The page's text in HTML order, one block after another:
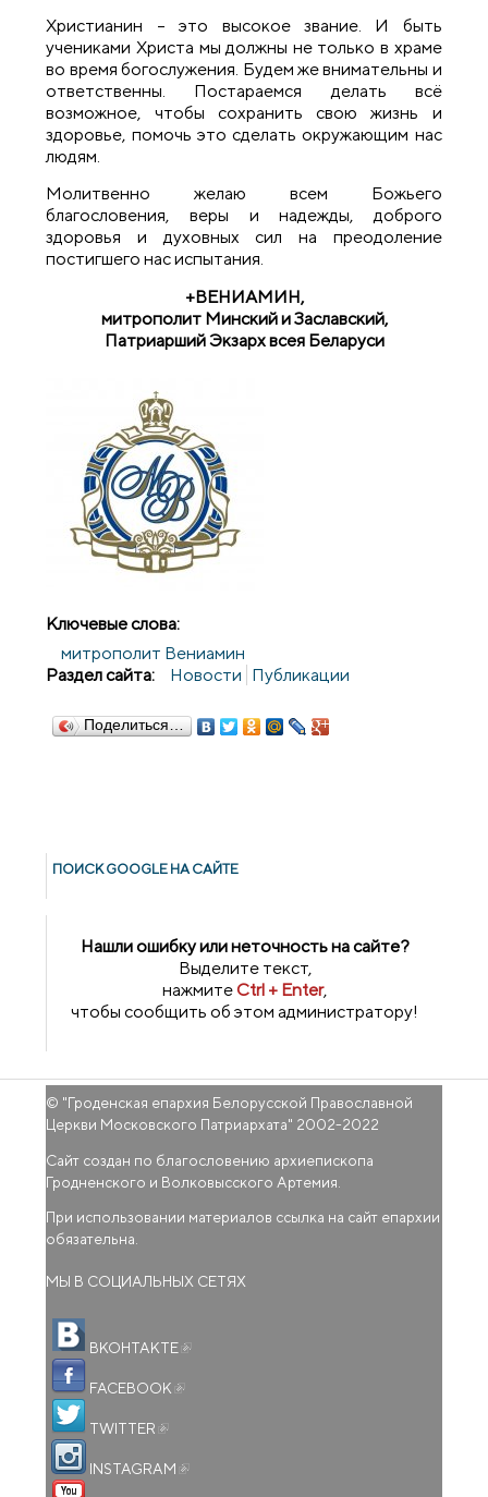
Христианин – это высокое звание. И быть
учениками Христа мы должны не только в храме
во время богослужения. Будем же внимательны и
ответственны. Постараемся делать всё
возможное, чтобы сохранить свою жизнь и
здоровье, помочь это сделать окружающим нас
людям.
Молитвенно желаю всем Божьего
благословения, веры и надежды, доброго
здоровья и духовных сил на преодоление
постигшего нас испытания.
+ВЕНИАМИН,
митрополит Минский и Заславский,
Патриарший Экзарх всея Беларуси
Ключевые слова:
митрополит Вениамин
Раздел сайта:
Новости Публикации
Поделиться…
ПОИСК GOОGLE НА САЙТЕ
Нашли ошибку или неточность на сайте?
Выделите текст,
нажмитеCtrl + Enter,
чтобы сообщить об этом администратору!
© "Гроденская епархия Белорусской Православной
Церкви Московского Патриархата" 2002-2022
Сайт создан по благословению архиепископа
Гродненского и Волковысского Артемия.
При использовании материалов ссылка на сайт епархии
обязательна.
МЫ В СОЦИАЛЬНЫХ СЕТЯХ
ВКОНТАКТЕ
FACEBOOK
TWITTER
INSTAGRAM